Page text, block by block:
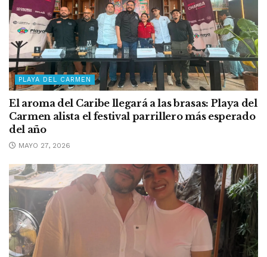
PLAYA DEL CARMEN
El aroma del Caribe llegará a las brasas: Playa del
Carmen alista el festival parrillero más esperado
del año
MAYO 27, 2026